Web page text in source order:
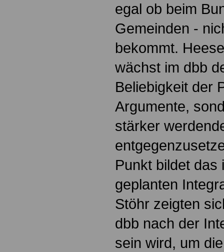
egal ob beim
Gemeinden -
bekommt.
wächst im dbb
Beliebigkeit der
Argumente,
stärker
Punkt bildet das
geplanten
Stöhr zeigten
dbb nach der
sein wird, um